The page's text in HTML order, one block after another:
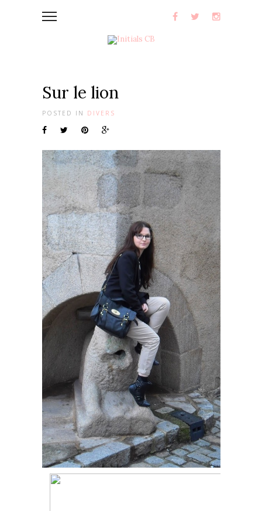
Sur le lion
POSTED IN DIVERS